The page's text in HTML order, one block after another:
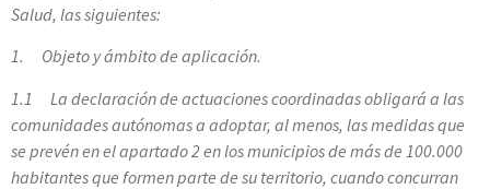
Salud, las siguientes:
1. Objeto y ámbito de aplicación.
1.1 La declaración de actuaciones coordinadas obligará a las
comunidades autónomas a adoptar, al menos, las medidas que
se prevén en el apartado 2 en los municipios de más de 100.000
habitantes que formen parte de su territorio, cuando concurran